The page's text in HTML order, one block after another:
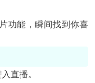
功能，瞬间找到你喜
直播。